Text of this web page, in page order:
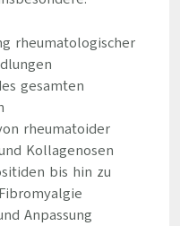
rheumatologischer
gesamten
rheumatoider
Kollagenosen
bis hin zu
Anpassung